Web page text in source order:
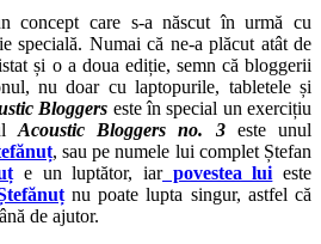
concept care s-a născut în urmă cu
specială. Numai că ne-a plăcut atât de
și o a doua ediție, semn că bloggerii
nu doar cu laptopurile, tabletele și
Bloggers este în special un exercițiu
Acoustic Bloggers no. 3este unul
, sau pe numele lui complet Ștefan
e un luptător, iarpovestea lui este
nu poate lupta singur, astfel că
de ajutor.